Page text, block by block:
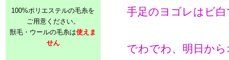
100%ポリエステルの毛糸を
ご用意ください。
獣毛・ウールの毛糸は使えま
せん
手足のヨゴレはビ
でわでわ、明日か